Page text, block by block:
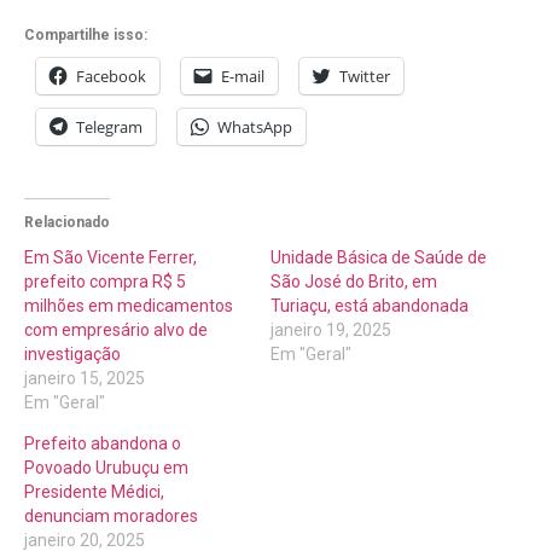
Compartilhe isso:
Facebook E-mail Twitter
Telegram WhatsApp
Relacionado
Em São Vicente Ferrer,
prefeito compra R$ 5
milhões em medicamentos
com empresário alvo de
investigação
janeiro 15, 2025
Em "Geral"
Unidade Básica de Saúde de
São José do Brito, em
Turiaçu, está abandonada
janeiro 19, 2025
Em "Geral"
Prefeito abandona o
Povoado Urubuçu em
Presidente Médici,
denunciam moradores
janeiro 20, 2025